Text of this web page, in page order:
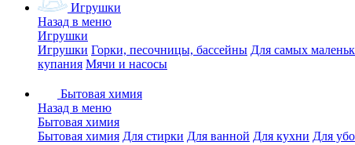
Игрушки
Назад в меню
Игрушки
Игрушки Горки, песочницы, бассейны Для самых
купания Мячи и насосы
Бытовая химия
Назад в меню
Бытовая химия
Бытовая химия Для стирки Для ванной Для кухни Для